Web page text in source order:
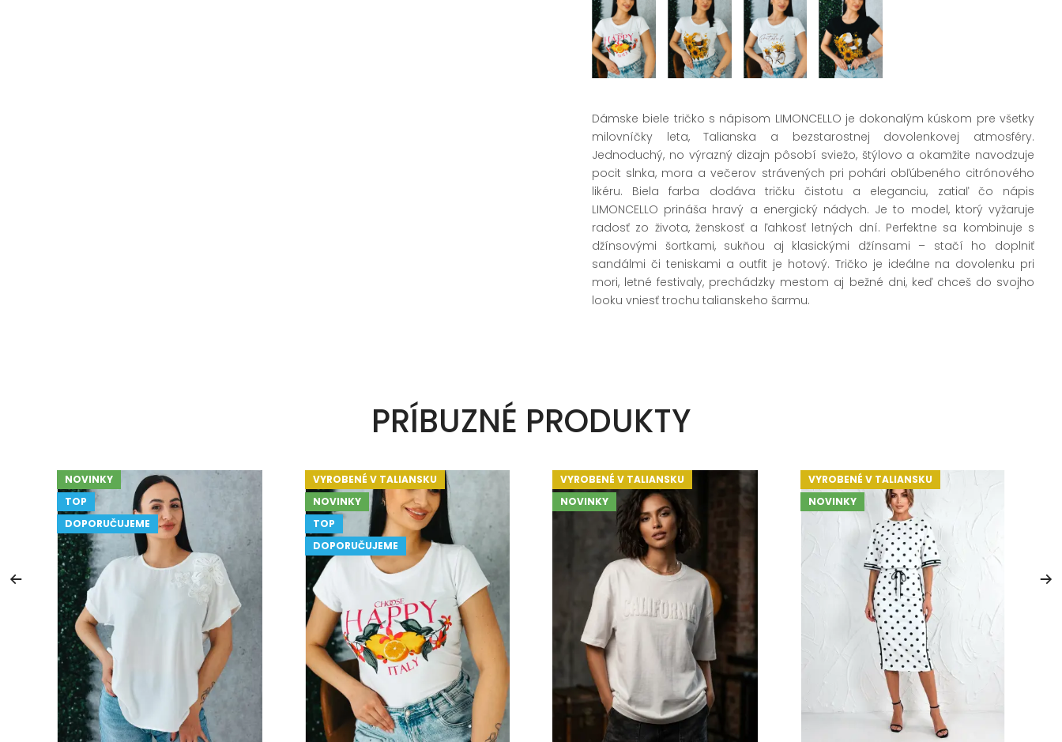
Dámske biele tričko s nápisom LIMONCELLO je dokonalým kúskom pre všetky
milovníčky leta, Talianska a bezstarostnej dovolenkovej atmosféry.
Jednoduchý, no výrazný dizajn pôsobí sviežo, štýlovo a okamžite navodzuje
pocit slnka, mora a večerov strávených pri pohári obľúbeného citrónového
likéru. Biela farba dodáva tričku čistotu a eleganciu, zatiaľ čo nápis
LIMONCELLO prináša hravý a energický nádych. Je to model, ktorý vyžaruje
radosť zo života, ženskosť a ľahkosť letných dní. Perfektne sa kombinuje s
džínsovými šortkami, sukňou aj klasickými džínsami – stačí ho doplniť
sandálmi či teniskami a outfit je hotový. Tričko je ideálne na dovolenku pri
mori, letné festivaly, prechádzky mestom aj bežné dni, keď chceš do svojho
looku vniesť trochu talianskeho šarmu.
PRÍBUZNÉ PRODUKTY
NOVINKY
TOP
DOPORUČUJEME
VYROBENÉ V TALIANSKU
NOVINKY
TOP
DOPORUČUJEME
VYROBENÉ V TALIANSKU
NOVINKY
VYROBENÉ V TALIANSKU
NOVINKY